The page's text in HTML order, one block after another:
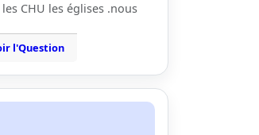
CHU les églises .nous
l'Question